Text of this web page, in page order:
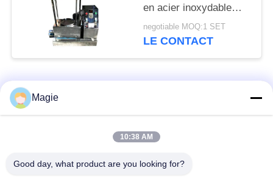
en acier inoxydable
multi-mouvement pour
le tonique
negotiable MOQ:1 SET
LE CONTACT
Catégories populaires
Tamis rotatoire
Magie
10:38 AM
Good day, what product are you looking for?